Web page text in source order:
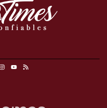
Instagram